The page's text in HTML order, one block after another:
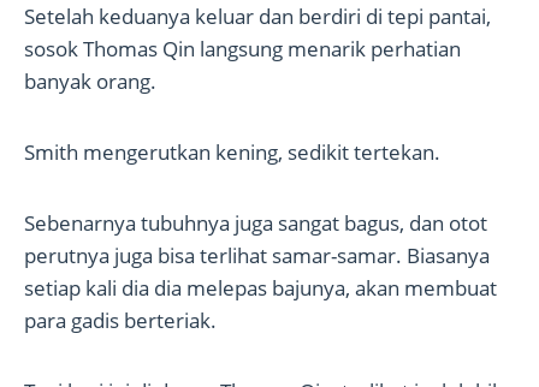
Setelah keduanya keluar dan berdiri di tepi pantai,
sosok Thomas Qin langsung menarik perhatian
banyak orang.
Smith mengerutkan kening, sedikit tertekan.
Sebenarnya tubuhnya juga sangat bagus, dan otot
perutnya juga bisa terlihat samar-samar. Biasanya
setiap kali dia dia melepas bajunya, akan membuat
para gadis berteriak.